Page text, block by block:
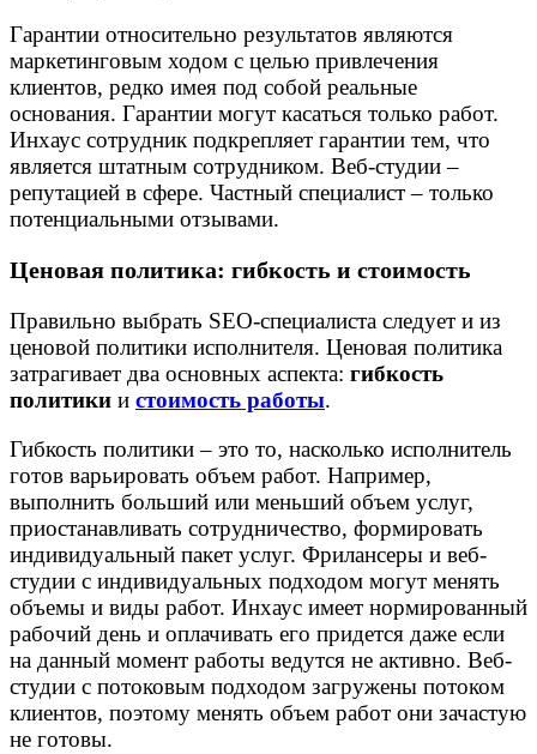
Гарантии относительно результатов являются
маркетинговым ходом с целью привлечения
клиентов, редко имея под собой реальные
основания. Гарантии могут касаться только работ.
Инхаус сотрудник подкрепляет гарантии тем, что
является штатным сотрудником. Веб-студии –
репутацией в сфере. Частный специалист – только
потенциальными отзывами.
Ценовая политика: гибкость и стоимость
Правильно выбрать SEO-специалиста следует и из
ценовой политики исполнителя. Ценовая политика
затрагивает два основных аспекта: гибкость
политики и стоимость работы.
Гибкость политики – это то, насколько исполнитель
готов варьировать объем работ. Например,
выполнить больший или меньший объем услуг,
приостанавливать сотрудничество, формировать
индивидуальный пакет услуг. Фрилансеры и веб-
студии с индивидуальных подходом могут менять
объемы и виды работ. Инхаус имеет нормированный
рабочий день и оплачивать его придется даже если
на данный момент работы ведутся не активно. Веб-
студии с потоковым подходом загружены потоком
клиентов, поэтому менять объем работ они зачастую
не готовы.